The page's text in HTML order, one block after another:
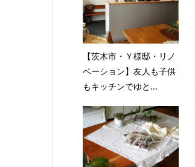
【茨木市・Ｙ様邸・リノ
ベーション】友人も子供
もキッチンでゆと...